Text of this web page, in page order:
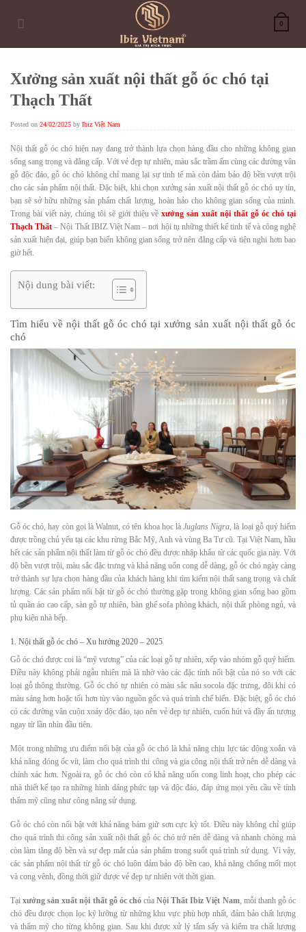
0
Xưởng sản xuất nội thất gỗ óc chó tại
Thạch Thất
Posted on 24/02/2025 by Ibiz Việt Nam
Nội thất gỗ óc chó hiện nay đang trở thành lựa chọn hàng đầu cho những không gian
sống sang trọng và đẳng cấp. Với vẻ đẹp tự nhiên, màu sắc trầm ấm cùng các đường vân
gỗ độc đáo, gỗ óc chó không chỉ mang lại sự tinh tế mà còn đảm bảo độ bền vượt trội
cho các sản phẩm nội thất. Đặc biệt, khi chọn xưởng sản xuất nội thất gỗ óc chó uy tín,
bạn sẽ sở hữu những sản phẩm chất lượng, hoàn hảo cho không gian sống của mình.
Trong bài viết này, chúng tôi sẽ giới thiệu vềxưởng sản xuất nội thất gỗ óc chó tại
Thạch Thất – Nội Thất IBIZ Việt Nam – nơi hội tụ những thiết kế tinh tế và công nghệ
sản xuất hiện đại, giúp bạn biến không gian sống trở nên đẳng cấp và tiện nghi hơn bao
giờ hết.
Nội dung bài viết:
Tìm hiểu về nội thất gỗ óc chó tại xưởng sản xuất nội thất gỗ óc
chó
Gỗ óc chó, hay còn gọi là Walnut, có tên khoa học làJuglans Nigra, là loại gỗ quý hiếm
được trồng chủ yếu tại các khu rừng Bắc Mỹ, Anh và vùng Ba Tư cũ. Tại Việt Nam, hầu
hết các sản phẩm nội thất làm từ gỗ óc chó đều được nhập khẩu từ các quốc gia này. Với
độ bền vượt trội, màu sắc đặc trưng và khả năng uốn cong dễ dàng, gỗ óc chó ngày càng
trở thành sự lựa chọn hàng đầu của khách hàng khi tìm kiếm nội thất sang trọng và chất
lượng. Các sản phẩm nổi bật từ gỗ óc chó thường gặp trong không gian sống bao gồm
tủ quần áo cao cấp, sàn gỗ tự nhiên, bàn ghế sofa phòng khách, nội thất phòng ngủ, và
phụ kiện nhà bếp.
1. Nội thất gỗ óc chó – Xu hướng 2020 – 2025
Gỗ óc chó được coi là “mỹ vương” của các loại gỗ tự nhiên, xếp vào nhóm gỗ quý hiếm.
Điều này không phải ngẫu nhiên mà là nhờ vào các đặc tính nổi bật của nó so với các
loại gỗ thông thường. Gỗ óc chó tự nhiên có màu sắc nâu socola đặc trưng, đôi khi có
màu sáng hơn hoặc tối hơn tùy vào nguồn gốc và quá trình chế biến. Đặc biệt, gỗ óc chó
có các đường vân cuộn xoáy độc đáo, tạo nên vẻ đẹp tự nhiên, cuốn hút và đầy ấn tượng
ngay từ lần nhìn đầu tiên.
Một trong những ưu điểm nổi bật của gỗ óc chó là khả năng chịu lực tác động xoắn và
khả năng đóng ốc vít, làm cho quá trình thi công và gia công nội thất trở nên dễ dàng và
chính xác hơn. Ngoài ra, gỗ óc chó còn có khả năng uốn cong linh hoạt, cho phép các
nhà thiết kế tạo ra những hình dáng phức tạp và độc đáo, đáp ứng mọi yêu cầu về tính
thẩm mỹ cũng như công năng sử dụng.
Gỗ óc chó còn nổi bật với khả năng bám giữ sơn cực kỳ tốt. Điều này không chỉ giúp
cho quá trình thi công sản xuất nội thất gỗ óc chó trở nên dễ dàng và nhanh chóng mà
còn làm tăng độ bền và sự đẹp mắt của sản phẩm trong suốt quá trình sử dụng. Vì vậy,
các sản phẩm nội thất từ gỗ óc chó luôn đảm bảo độ bền cao, khả năng chống mối mọt
và cong vênh, đồng thời giữ được vẻ đẹp tự nhiên với thời gian.
Tạixưởng sản xuất nội thất gỗ óc chócủaNội Thất Ibiz Việt Nam, mỗi thanh gỗ óc
chó đều được chọn lọc kỹ lưỡng từ những khu vực phù hợp nhất, đảm bảo chất lượng
và thẩm mỹ cho từng không gian. Sau khi được xử lý tẩm sấy và kiểm tra chất lượng